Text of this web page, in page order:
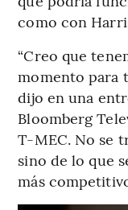
como con
“Creo que
momento para
dijo en una
Bloomberg
T-MEC. No se
sino de lo que
más